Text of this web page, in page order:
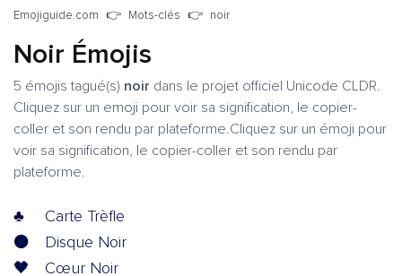
Emojiguide.com Mots-clés noir
Noir Émojis
5 émojis tagué(s) noir dans le projet officiel Unicode CLDR.
Cliquez sur un emoji pour voir sa signification, le copier-
coller et son rendu par plateforme.Cliquez sur un émoji pour
voir sa signification, le copier-coller et son rendu par
plateforme.
♣️
Carte Trèfle
⚫
Disque Noir
🖤
Cœur Noir